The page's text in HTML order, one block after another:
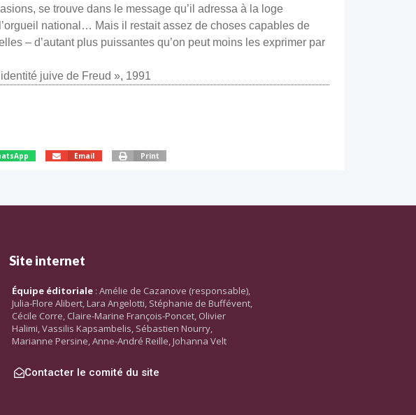
se trouve dans le message qu’il adressa à la loge
national… Mais il restait assez de choses capables de
– d’autant plus puissantes qu’on peut moins les exprimer par
juive de Freud », 1991
Email Print
Site internet
Équipe éditoriale : Amélie de Cazanove (responsable),
Julia-Flore Alibert, Lara Angelotti, Stéphanie de Buffévent,
Cécile Corre, Claire-Marine François-Poncet, Olivier
Halimi, Vassilis Kapsambelis, Sébastien Nourry,
Marianne Persine, Anne-André Reille, Johanna Velt
Contacter le comité du site